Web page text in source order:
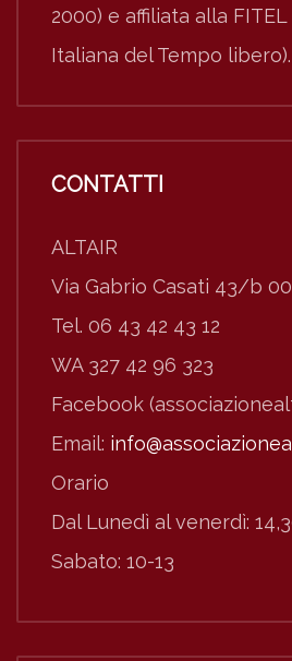
2000) e affiliata alla
Italiana del Tempo libero).
CONTATTI
ALTAIR
Via Gabrio Casati 43/b
Tel. 06 43 42 43 12
WA 327 42 96 323
Facebook
Email:
Orario
Dal Lunedì al venerdì:
Sabato: 10-13